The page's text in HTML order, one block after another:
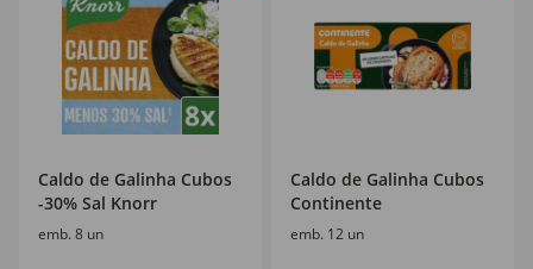
Caldo de Galinha Cubos
-30% Sal Knorr
emb. 8 un
Caldo de Galinha Cubos
Continente
emb. 12 un